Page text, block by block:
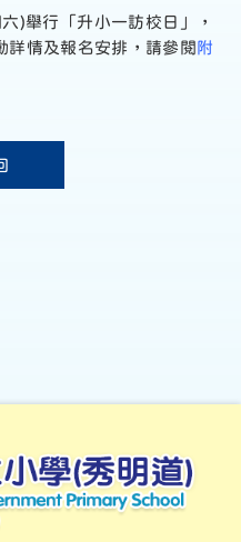
)舉行「升小一訪校日」，
詳情及報名安排，請參閱 附